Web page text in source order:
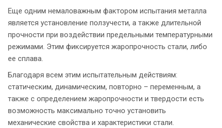
Еще одним немаловажным фактором испытания металла
является установление ползучести, а также длительной
прочности при воздействии предельными температурными
режимами. Этим фиксируется жаропрочность стали, либо
ее сплава.
Благодаря всем этим испытательным действиям:
статическим, динамическим, повторно – переменным, а
также с определением жаропрочности и твердости есть
возможность максимально точно установить
механические свойства и характеристики стали.